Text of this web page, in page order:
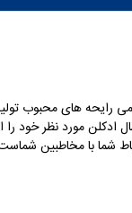
رایحه های محبوب
مورد نظر خود را
شما با مخاطبین